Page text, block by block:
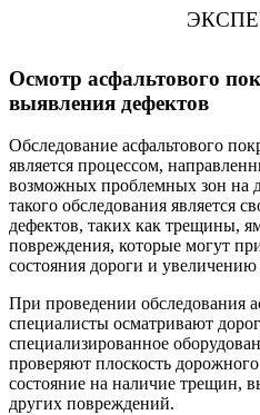
Осмотр асфальтового
выявления дефектов
Обследование асфальтового
является процессом,
возможных проблемных зон
такого обследования является
дефектов, таких как трещины,
повреждения, которые могут
состояния дороги и увеличению
При проведении обследования
специалисты осматривают
специализированное
проверяют плоскость
состояние на наличие трещин,
других повреждений.